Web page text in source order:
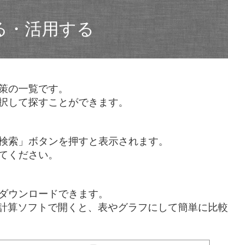
・活用する
の一覧です。
して探すことができます。
」ボタンを押すと表示されます。
ください。
ウンロードできます。
ソフトで開くと、表やグラフにして簡単に比較